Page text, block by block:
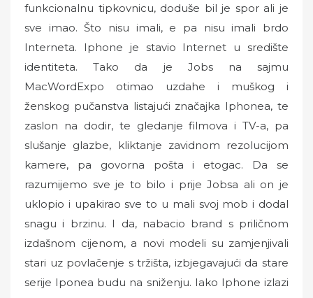
funkcionalnu tipkovnicu, doduše bil je spor ali je
sve imao. Što nisu imali, e pa nisu imali brdo
Interneta. Iphone je stavio Internet u središte
identiteta. Tako da je Jobs na sajmu
MacWordExpo otimao uzdahe i muškog i
ženskog pučanstva listajući značajka Iphonea, te
zaslon na dodir, te gledanje filmova i TV-a, pa
slušanje glazbe, kliktanje zavidnom rezolucijom
kamere, pa govorna pošta i etogac. Da se
razumijemo sve je to bilo i prije Jobsa ali on je
uklopio i upakirao sve to u mali svoj mob i dodal
snagu i brzinu. I da, nabacio brand s priličnom
izdašnom cijenom, a novi modeli su zamjenjivali
stari uz povlačenje s tržišta, izbjegavajući da stare
serije Iponea budu na sniženju. Iako Iphone izlazi